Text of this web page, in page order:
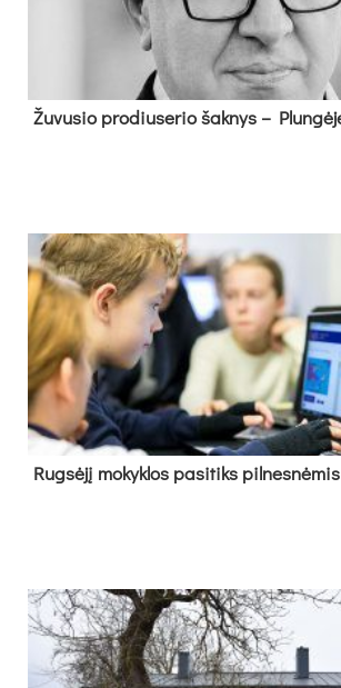
Žu­vu­sio pro­diu­se­rio šak­nys –
Rug­sė­jį mo­kyk­los pa­si­tiks